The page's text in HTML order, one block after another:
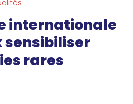
internationale
sensibiliser
rares